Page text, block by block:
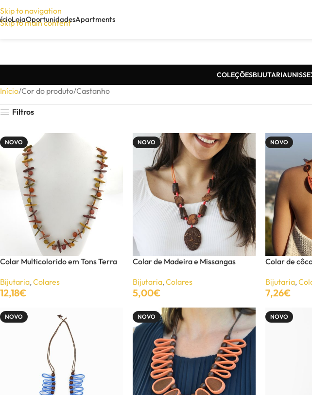
Skip to navigation
Skip to main content
Loja
BIJUTARIA
Anéis
Conjuntos
Pulseiras
OportunidadesApartments
COLEÇÕESBIJUTARIA
Início Cor do produto Castanho
Filtros
NOVO
Colar Multicolorido em Tons Terra
Bijutaria, Colares
12,18€
NOVO
Colar de Madeira e Missangas
Bijutaria, Colares
5,00€
NOVO
Colar de
Bijutaria,
7,26€
NOVO NOVO NOVO